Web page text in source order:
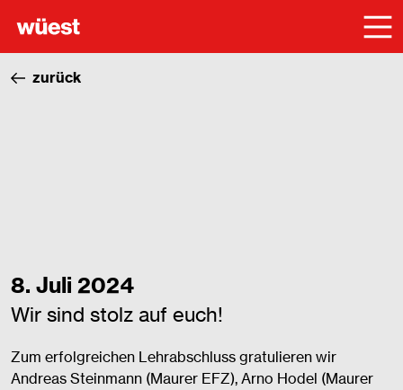
zurück
8. Juli 2024
Wir sind stolz auf euch!
Zum erfolgreichen Lehrabschluss gratulieren wir
Andreas Steinmann (Maurer EFZ), Arno Hodel (Maurer